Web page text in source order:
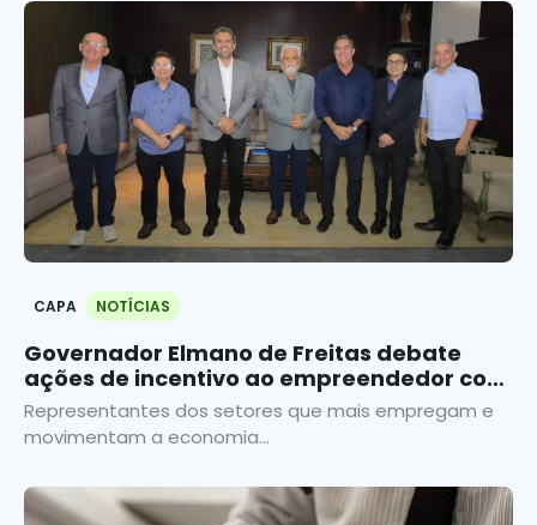
CAPA NOTÍCIAS
Governador Elmano de Freitas debate
ações de incentivo ao empreendedor com
o Sebrae
Representantes dos setores que mais empregam e
movimentam a economia...